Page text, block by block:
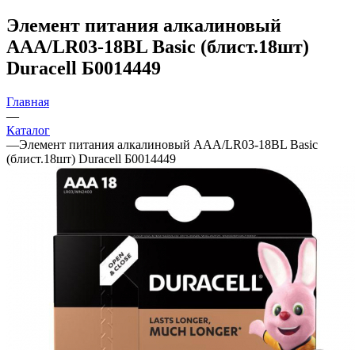
Элемент питания алкалиновый
AAA/LR03-18BL Basic (блист.18шт)
Duracell Б0014449
Главная
—
Каталог
—Элемент питания алкалиновый AAA/LR03-18BL Basic
(блист.18шт) Duracell Б0014449